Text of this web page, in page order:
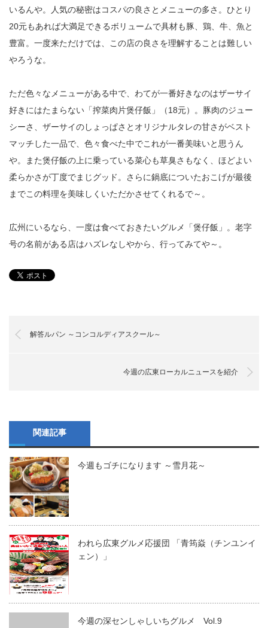
いるんや。人気の秘密はコスパの良さとメニューの多さ。ひとり
20元もあれば大満足できるボリュームで具材も豚、鶏、牛、魚と
豊富。一度来ただけでは、この店の良さを理解することは難しい
やろうな。
ただ色々なメニューがある中で、わてが一番好きなのはザーサイ
好きにはたまらない「搾菜肉片煲仔飯」（18元）。豚肉のジュー
シーさ、ザーサイのしょっぱさとオリジナルタレの甘さがベスト
マッチした一品で、色々食べた中でこれが一番美味いと思うん
や。また煲仔飯の上に乗っている菜心も草臭さもなく、ほどよい
柔らかさが丁度でまじグッド。さらに鍋底についたおこげが最後
までこの料理を美味しくいただかさせてくれるで～。
広州にいるなら、一度は食べておきたいグルメ「煲仔飯」。老字
号の名前がある店はハズレなしやから、行ってみてや～。
解答ルパン ～コンコルディアスクール～
今週の広東ローカルニュースを紹介
関連記事
今週もゴチになります ～雪月花～
われら広東グルメ応援団 「青筠焱（チンユンイ
ェン）」
今週の深センしゃしいちグルメ Vol.9